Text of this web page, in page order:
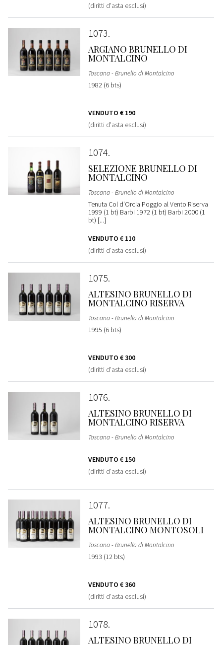
(diritti d'asta esclusi)
1073
ARGIANO BRUNELLO DI
MONTALCINO
Toscana - Brunello di Montalcino
1982 (6 bts)
VENDUTO € 190
(diritti d'asta esclusi)
1074
SELEZIONE BRUNELLO DI
MONTALCINO
Toscana - Brunello di Montalcino
Tenuta Col d'Orcia Poggio al Vento Riserva
1999 (1 bt) Barbi 1972 (1 bt) Barbi 2000 (1
bt) [...]
VENDUTO € 110
(diritti d'asta esclusi)
1075
ALTESINO BRUNELLO DI
MONTALCINO RISERVA
Toscana - Brunello di Montalcino
1995 (6 bts)
VENDUTO € 300
(diritti d'asta esclusi)
1076
ALTESINO BRUNELLO DI
MONTALCINO RISERVA
Toscana - Brunello di Montalcino
VENDUTO € 150
(diritti d'asta esclusi)
1077
ALTESINO BRUNELLO DI
MONTALCINO MONTOSOLI
Toscana - Brunello di Montalcino
1993 (12 bts)
VENDUTO € 360
(diritti d'asta esclusi)
1078
ALTESINO BRUNELLO DI